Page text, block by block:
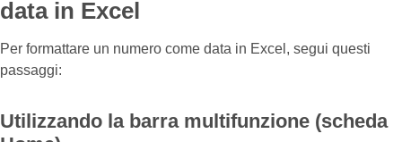
data in Excel
Per formattare un numero come data in Excel, segui questi
passaggi:
Utilizzando la barra multifunzione (scheda